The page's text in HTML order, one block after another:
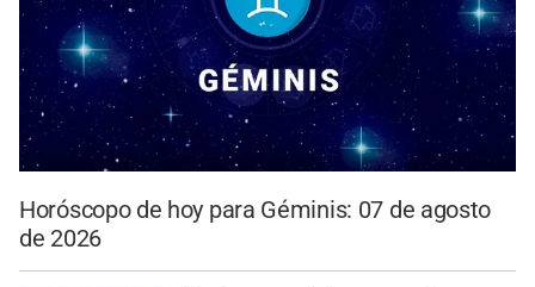
Horóscopo de hoy para Géminis: 07 de agosto
de 2026